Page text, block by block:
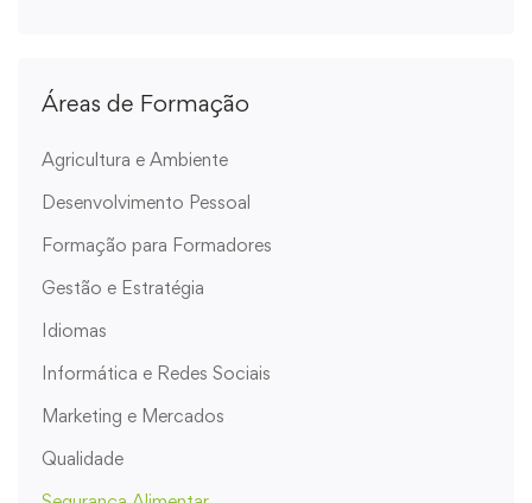
Áreas de Formação
Agricultura e Ambiente
Desenvolvimento Pessoal
Formação para Formadores
Gestão e Estratégia
Idiomas
Informática e Redes Sociais
Marketing e Mercados
Qualidade